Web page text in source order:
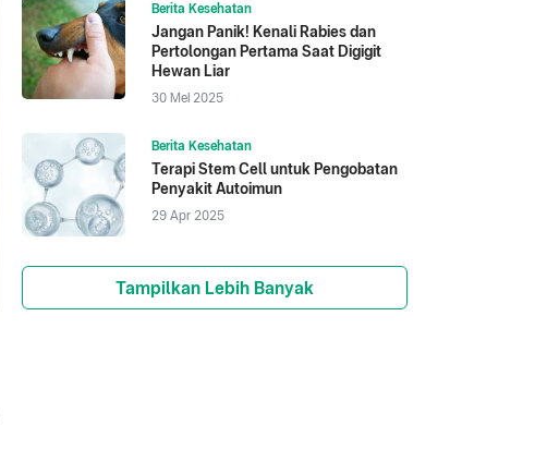
Berita Kesehatan
Jangan Panik! Kenali Rabies dan
Pertolongan Pertama Saat Digigit
Hewan Liar
30 Mei 2025
Berita Kesehatan
Terapi Stem Cell untuk Pengobatan
Penyakit Autoimun
29 Apr 2025
Tampilkan Lebih Banyak